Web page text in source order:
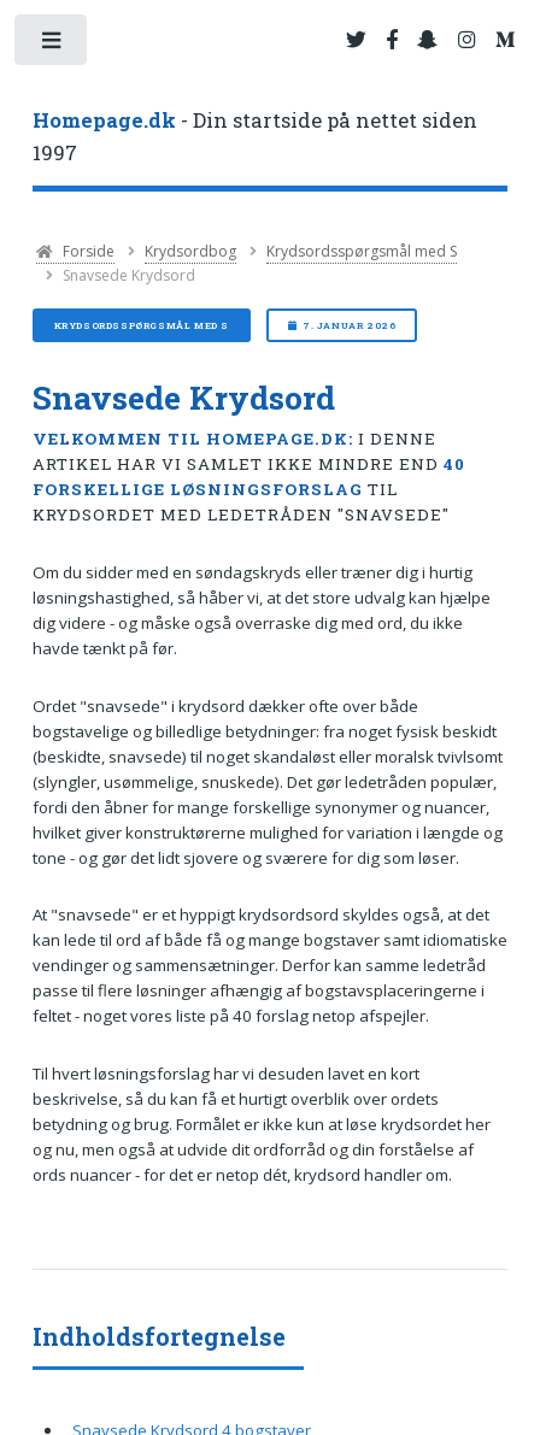
Homepage.dk - Din startside på nettet siden
1997
Forside Krydsordbog
Krydsordsspørgsmål med S
Snavsede Krydsord
KRYDSORDSSPØRGSMÅL MED S 7. JANUAR 2026
Snavsede Krydsord
VELKOMMEN TIL HOMEPAGE.DK: I DENNE
ARTIKEL HAR VI SAMLET IKKE MINDRE END 40
FORSKELLIGE LØSNINGSFORSLAG TIL
KRYDSORDET MED LEDETRÅDEN "SNAVSEDE"
Om du sidder med en søndagskryds eller træner dig i hurtig
løsningshastighed, så håber vi, at det store udvalg kan hjælpe
dig videre - og måske også overraske dig med ord, du ikke
havde tænkt på før.
Ordet "snavsede" i krydsord dækker ofte over både
bogstavelige og billedlige betydninger: fra noget fysisk beskidt
(beskidte, snavsede) til noget skandaløst eller moralsk tvivlsomt
(slyngler, usømmelige, snuskede). Det gør ledetråden populær,
fordi den åbner for mange forskellige synonymer og nuancer,
hvilket giver konstruktørerne mulighed for variation i længde og
tone - og gør det lidt sjovere og sværere for dig som løser.
At "snavsede" er et hyppigt krydsordsord skyldes også, at det
kan lede til ord af både få og mange bogstaver samt idiomatiske
vendinger og sammensætninger. Derfor kan samme ledetråd
passe til flere løsninger afhængig af bogstavsplaceringerne i
feltet - noget vores liste på 40 forslag netop afspejler.
Til hvert løsningsforslag har vi desuden lavet en kort
beskrivelse, så du kan få et hurtigt overblik over ordets
betydning og brug. Formålet er ikke kun at løse krydsordet her
og nu, men også at udvide dit ordforråd og din forståelse af
ords nuancer - for det er netop dét, krydsord handler om.
Indholdsfortegnelse
Snavsede Krydsord 4 bogstaver